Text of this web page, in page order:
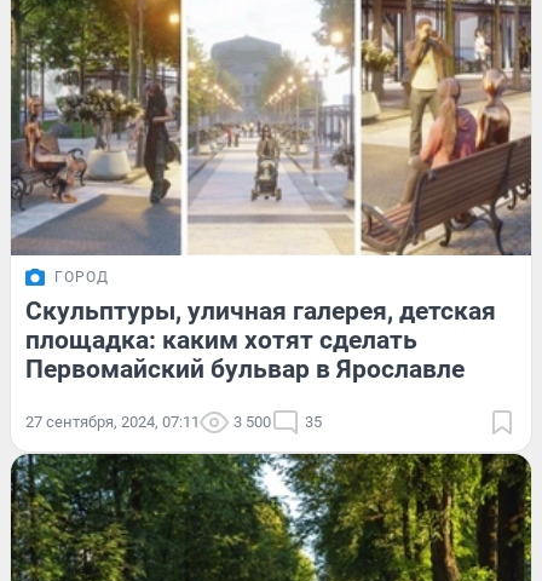
ГОРОД
Скульптуры, уличная галерея, детская
площадка: каким хотят сделать
Первомайский бульвар в Ярославле
27 сентября, 2024, 07:11 3 500 35